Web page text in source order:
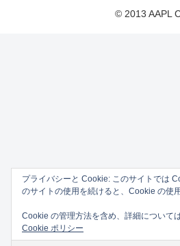
© 2013 AAPL
プライバシーと Cookie: このサイトでは
のサイトの使用を続けると、Cookie の使
Cookie の管理方法を含め、詳細について
Cookie ポリシー